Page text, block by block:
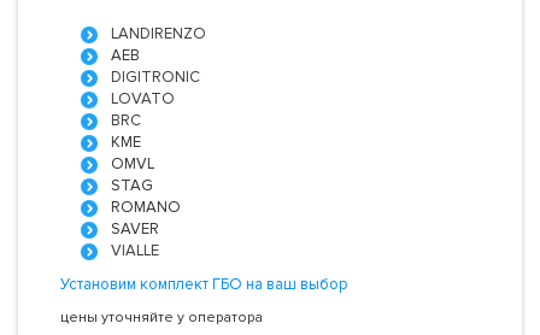
LANDIRENZO
AEB
DIGITRONIC
LOVATO
BRC
KME
OMVL
STAG
ROMANO
SAVER
VIALLE
Установим комплект ГБО на ваш выбор
цены уточняйте у оператора